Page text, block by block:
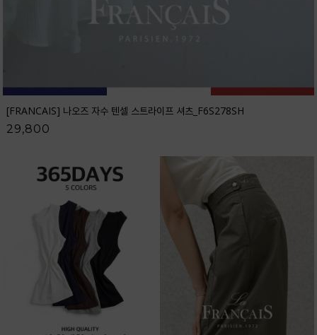
[FRANCAIS] 나오즈 자수 텐셀 스트라이프 셔츠_F6S278SH
29,800